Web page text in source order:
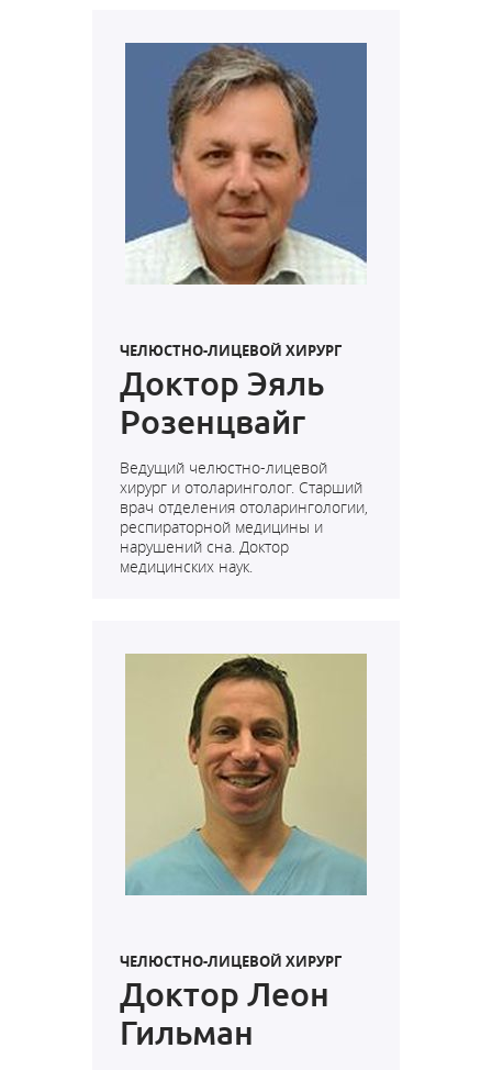
ЧЕЛЮСТНО-ЛИЦЕВОЙ ХИРУРГ
Доктор Эяль
Розенцвайг
Ведущий челюстно-лицевой
хирург и отоларинголог. Старший
врач отделения отоларингологии,
респираторной медицины и
нарушений сна. Доктор
медицинских наук.
ЧЕЛЮСТНО-ЛИЦЕВОЙ ХИРУРГ
Доктор Леон
Гильман